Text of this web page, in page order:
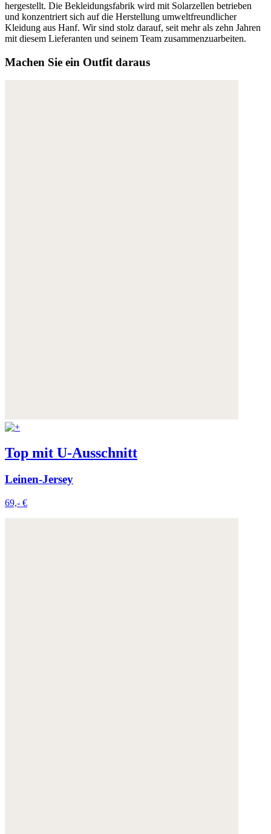
hergestellt. Die Bekleidungsfabrik wird mit Solarzellen betrieben
und konzentriert sich auf die Herstellung umweltfreundlicher
Kleidung aus Hanf. Wir sind stolz darauf, seit mehr als zehn Jahren
mit diesem Lieferanten und seinem Team zusammenzuarbeiten.
Machen Sie ein Outfit daraus
Top mit U-Ausschnitt
Leinen-Jersey
69,- €